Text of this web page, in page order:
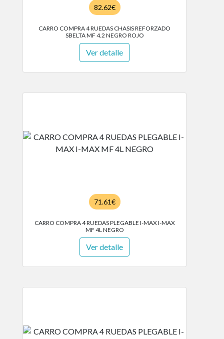
82.62€
CARRO COMPRA 4 RUEDAS CHASIS REFORZADO
SBELTA MF 4.2 NEGRO ROJO
Ver detalle
71.61€
CARRO COMPRA 4 RUEDAS PLEGABLE I-MAX I-MAX
MF 4L NEGRO
Ver detalle